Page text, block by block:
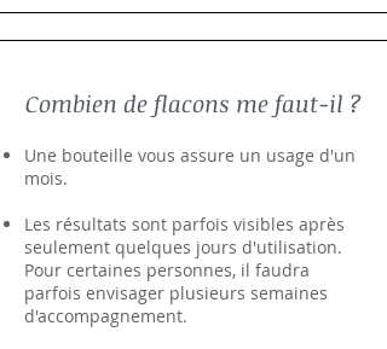
Combien de flacons me faut-il ?
Une bouteille vous assure un usage d'un
mois.
Les résultats sont parfois visibles après
seulement quelques jours d'utilisation.
Pour certaines personnes, il faudra
parfois envisager plusieurs semaines
d'accompagnement.